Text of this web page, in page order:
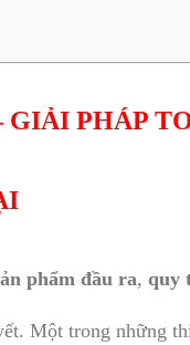
PHÁP
phẩm đầu ra, quy
Một trong những